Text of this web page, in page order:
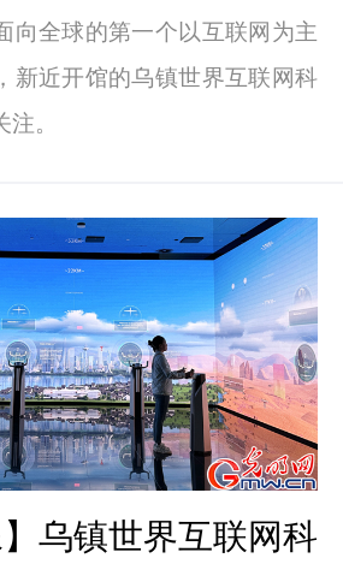
向全球的第一个以互联网为主
新近开馆的乌镇世界互联网科
。
】乌镇世界互联网科